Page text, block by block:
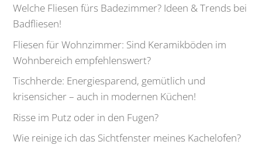
Welche Fliesen fürs Badezimmer? Ideen & Trends bei
Badfliesen!
Fliesen für Wohnzimmer: Sind Keramikböden im
Wohnbereich empfehlenswert?
Tischherde: Energiesparend, gemütlich und
krisensicher – auch in modernen Küchen!
Risse im Putz oder in den Fugen?
Wie reinige ich das Sichtfenster meines Kachelofen?